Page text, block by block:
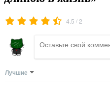
4.5 /2
Лучшие